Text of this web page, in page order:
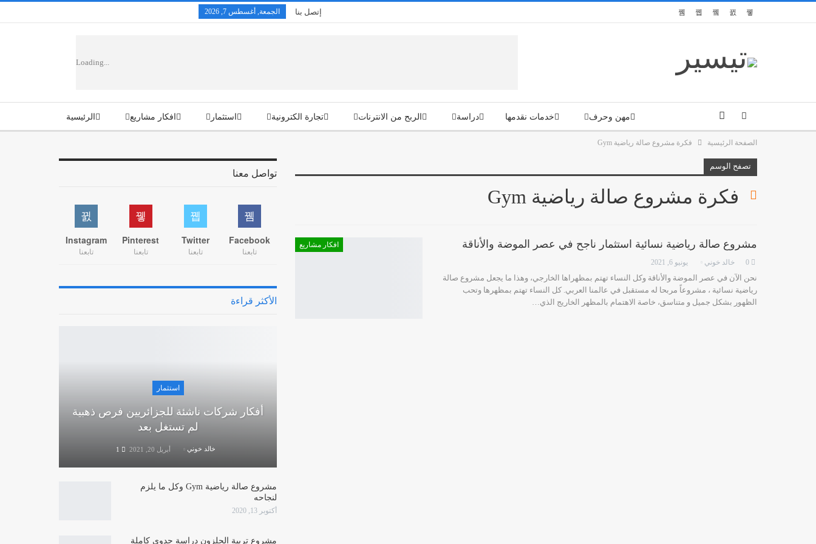
الجمعة, أغسطس 7, 2026 إتصل بنا
Loading...
الرئيسية افكار مشاريع استثمار تجارة الكترونية الربح من الانترنات دراسة خدمات نقدمها مهن وحرف
الصفحة الرئيسية فكرة مشروع صالة رياضية Gym
تصفح الوسم
فكرة مشروع صالة رياضية Gym
افكار مشاريع مشروع صالة رياضية نسائية استثمار ناجح في عصر الموضة والأناقة
خالد خوني يونيو 6, 2021
نحن الآن في عصر الموضة والأناقة وكل النساء تهتم بمظهراها الخارجي، وهذا ما يجعل مشروع صالة
رياضية نسائية ، مشروعاً مربحا له مستقبل في عالمنا العربي. كل النساء تهتم بمظهرها وتحب
الظهور بشكل جميل و متناسق، خاصة الاهتمام بالمظهر الخاريج الذي…
تواصل معنا
Facebook
تابعنا
Twitter
تابعنا
Pinterest
تابعنا
Instagram
تابعنا
الأكثر قراءة
استثمار
أفكار شركات ناشئة للجزائريين فرص ذهبية
لم تستغل بعد
خالد خوني أبريل 20, 2021
مشروع صالة رياضية Gym وكل ما يلزم
لنجاحه
أكتوبر 13, 2020
مشروع تربية الحلزون دراسة جدوى كاملة